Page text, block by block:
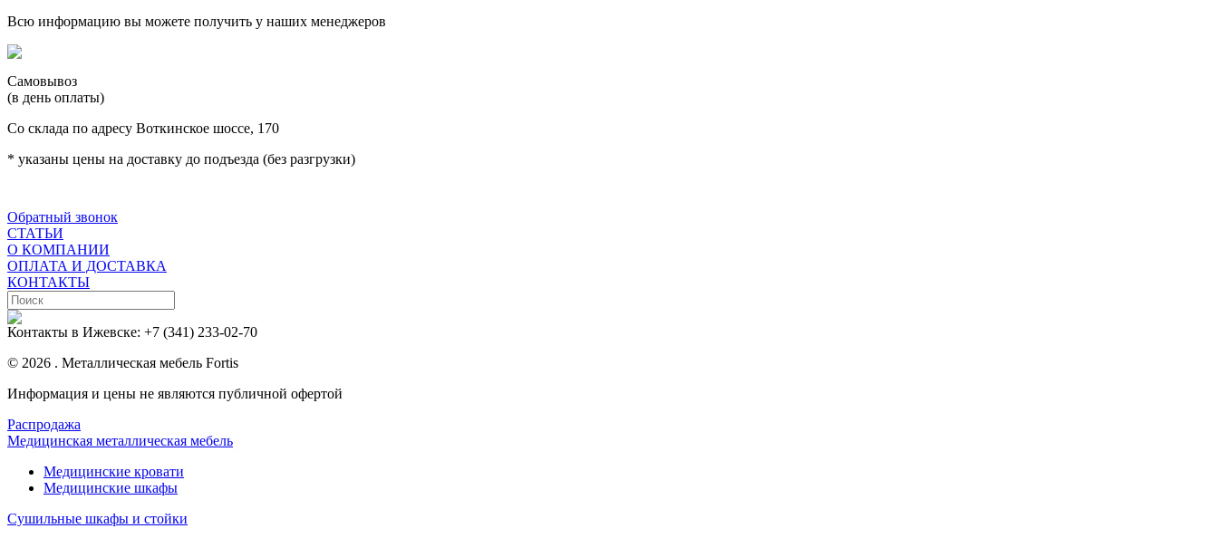
Всю информацию вы можете получить у наших менеджеров
Самовывоз
(в день оплаты)
Со склада по адресу Воткинское шоссе, 170
* указаны цены на доставку до подъезда (без разгрузки)
Обратный звонок
СТАТЬИ
О КОМПАНИИ
ОПЛАТА И ДОСТАВКА
КОНТАКТЫ
Контакты в Ижевске: +7 (341) 233-02-70
© 2026 . Металлическая мебель Fortis
Информация и цены не являются публичной офертой
Распродажа
Медицинская металлическая мебель
Медицинские кровати
Медицинские шкафы
Сушильные шкафы и стойки